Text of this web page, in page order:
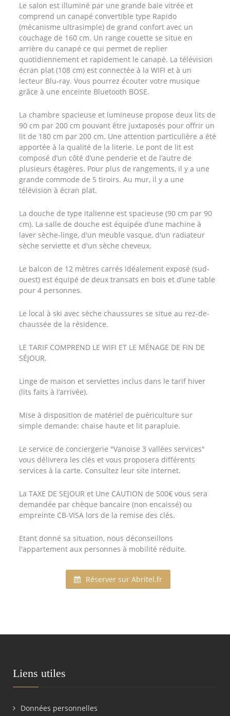
Le salon est illuminé par une grande baie vitrée et
comprend un canapé convertible type Rapido
(mécanisme ultrasimple) de grand confort avec un
couchage de 160 cm. Un range couette se situe en
arrière du canapé ce qui permet de replier
quotidiennement et rapidement le canapé. La télévision
écran plat (108 cm) est connectée à la WIFI et à un
lecteur Blu-ray. Vous pourrez écouter votre musique
grâce à une enceinte Bluetooth BOSE.
La chambre spacieuse et lumineuse propose deux lits de
90 cm par 200 cm pouvant être juxtaposés pour offrir un
lit de 180 cm par 200 cm. Une attention particulière a été
apportée à la qualité de la literie. Le pont de lit est
composé d’un côté d’une penderie et de l’autre de
plusieurs étagères. Pour plus de rangements, il y a une
grande commode de 5 tiroirs. Au mur, il y a une
télévision à écran plat.
La douche de type italienne est spacieuse (90 cm par 90
cm). La salle de douche est équipée d’une machine à
laver sèche-linge, d'un meuble vasque, d'un radiateur
sèche serviette et d'un sèche cheveux.
Le balcon de 12 mètres carrés idéalement exposé (sud-
ouest) est équipé de deux transats en bois et d’une table
pour 4 personnes.
Le local à ski avec sèche chaussures se situe au rez-de-
chaussée de la résidence.
LE TARIF COMPREND LE WIFI ET LE MÉNAGE DE FIN DE
SÉJOUR.
Linge de maison et serviettes inclus dans le tarif hiver
(lits faits à l’arrivée).
Mise à disposition de matériel de puériculture sur
simple demande: chaise haute et lit parapluie.
Le service de conciergerie "Vanoise 3 vallées services"
vous délivrera les clés et vous proposera différents
services à la carte. Consultez leur site internet.
La TAXE DE SEJOUR et Une CAUTION de 500€ vous sera
demandée par chèque bancaire (non encaissé) ou
empreinte CB-VISA lors de la remise des clés.
Etant donné sa situation, nous déconseillons
l'appartement aux personnes à mobilité réduite.
Réserver sur Abritel.fr
Liens utiles
Données personnelles